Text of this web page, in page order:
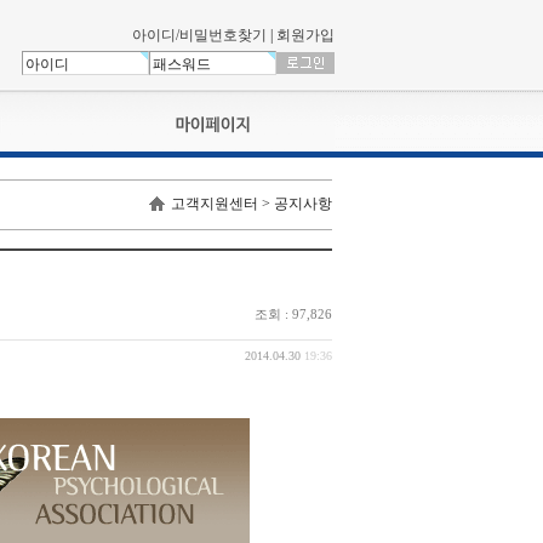
아이디/비밀번호찾기 회원가입
나의신청내역
교육영상강의실
나의활동내역
나의 연회비
고객지원센터 > 공지사항
조회 : 97,826
2014.04.30 19:36